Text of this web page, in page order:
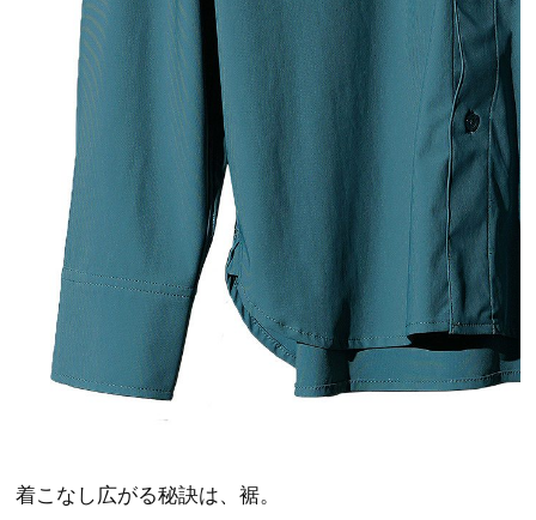
着こなし広がる秘訣は、裾。